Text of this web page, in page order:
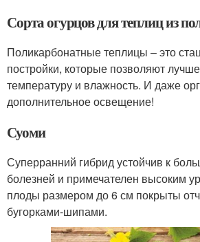
Сорта огурцов для теплиц из
Поликарбонатные теплицы – это
постройки, которые позволяют
температуру и влажность. И даже
дополнительное освещение!
Суоми
Суперранний гибрид устойчив к
болезней и примечателен высоким
плоды размером до 6 см покрыты
бугорками-шипами.